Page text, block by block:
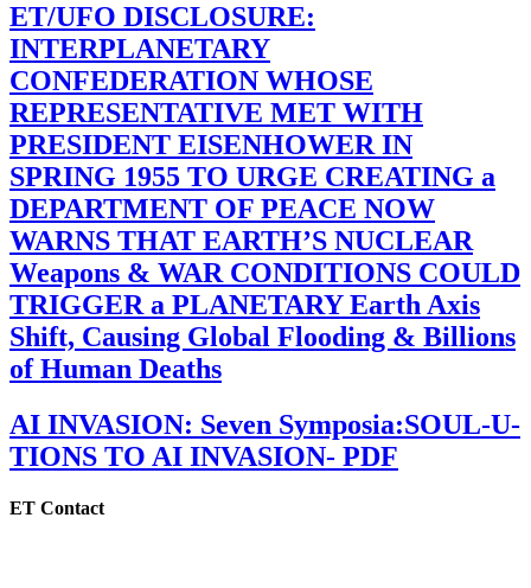
ET/UFO DISCLOSURE:
INTERPLANETARY
CONFEDERATION WHOSE
REPRESENTATIVE MET WITH
PRESIDENT EISENHOWER IN
SPRING 1955 TO URGE CREATING a
DEPARTMENT OF PEACE NOW
WARNS THAT EARTH’S NUCLEAR
Weapons & WAR CONDITIONS COULD
TRIGGER a PLANETARY Earth Axis
Shift, Causing Global Flooding & Billions
of Human Deaths
AI INVASION: Seven Symposia:SOUL-U-
TIONS TO AI INVASION- PDF
ET Contact